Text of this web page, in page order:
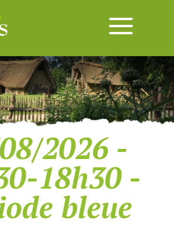
2026 -
18h30 -
bleue